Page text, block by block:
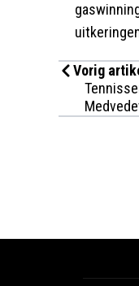
Vorig